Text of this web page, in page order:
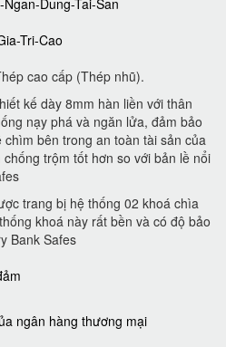
cao cấp (Thép nhũ).
kế dày 8mm hàn liền với thân
nạy phá và ngăn lửa, đảm bảo
bên trong an toàn tài sản của
trộm tốt hơn so với bản lề nổi
trang bị hệ thống 02 khoá chìa
khoá này rất bền và có độ bảo
Bank Safes